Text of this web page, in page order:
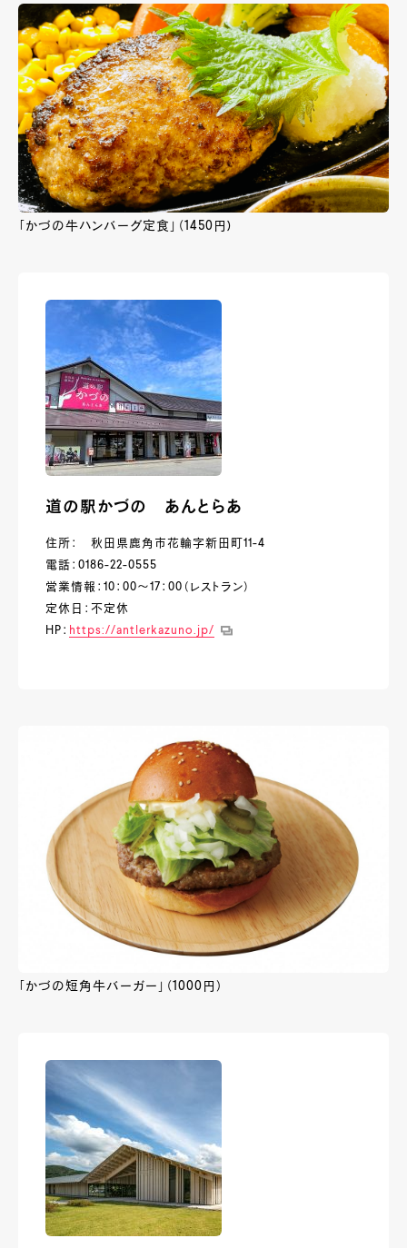
「かづの牛ハンバーグ定食」（1450円)
道の駅かづの あんとらあ
住所： 秋田県鹿角市花輪字新田町11-4
電話：0186-22-0555
営業情報：10：00～17：00（レストラン）
定休日：不定休
HP： https://antlerkazuno.jp/
「かづの短角牛バーガー」（1000円）